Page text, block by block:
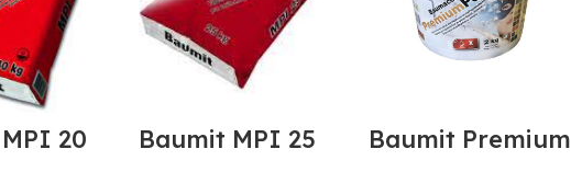
20 Baumit MPI 25 Baumit Premium